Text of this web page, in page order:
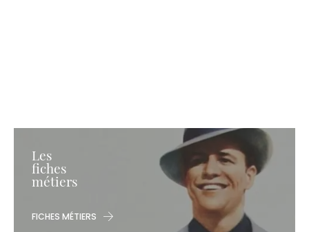
Les
fiches
métiers
FICHES MÉTIERS